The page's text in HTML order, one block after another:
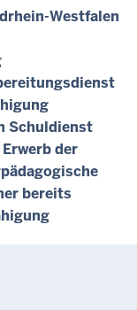
Westfalen
Schuldienst
der
bereits